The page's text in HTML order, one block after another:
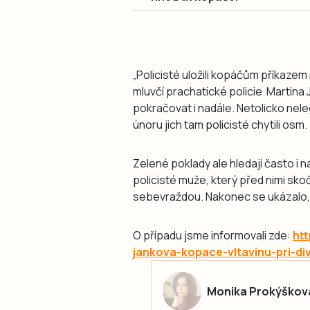
„Policisté uložili kopáčům
mluvčí prachatické policie Martina
pokračovat i nadále. Netolicko
únoru jich tam policisté chytili osm.
Zelené poklady ale hledají často i
policisté muže, který před nimi
sebevraždou. Nakonec se
O případu jsme informovali zde:
jankova-kopace-vltavinu-pri-
Monika